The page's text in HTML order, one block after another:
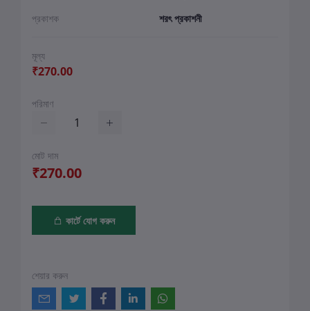
প্রকাশক
শরৎ প্রকাশনী
মূল্য
₹270.00
পরিমাণ
মোট দাম
₹270.00
কার্টে যোগ করুন
শেয়ার করুন